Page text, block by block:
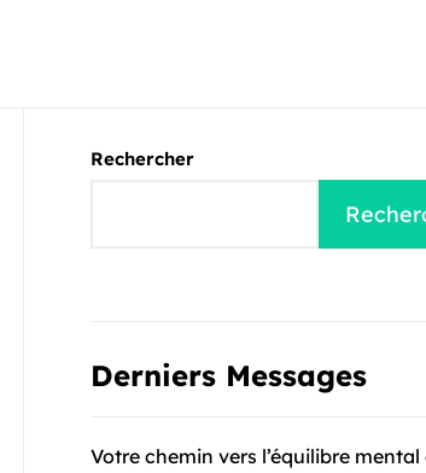
Rechercher
Derniers Messages
Votre chemin vers l’équilibre mental